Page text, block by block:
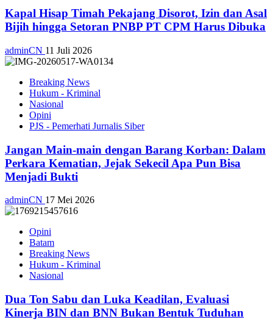
Kapal Hisap Timah Pekajang Disorot, Izin dan Asal
Bijih hingga Setoran PNBP PT CPM Harus Dibuka
adminCN 11 Juli 2026
Breaking News
Hukum - Kriminal
Nasional
Opini
PJS - Pemerhati Jurnalis Siber
Jangan Main-main dengan Barang Korban: Dalam
Perkara Kematian, Jejak Sekecil Apa Pun Bisa
Menjadi Bukti
adminCN 17 Mei 2026
Opini
Batam
Breaking News
Hukum - Kriminal
Nasional
Dua Ton Sabu dan Luka Keadilan, Evaluasi
Kinerja BIN dan BNN Bukan Bentuk Tuduhan